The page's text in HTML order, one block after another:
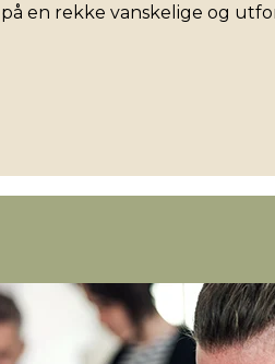
på en rekke vanskelige og